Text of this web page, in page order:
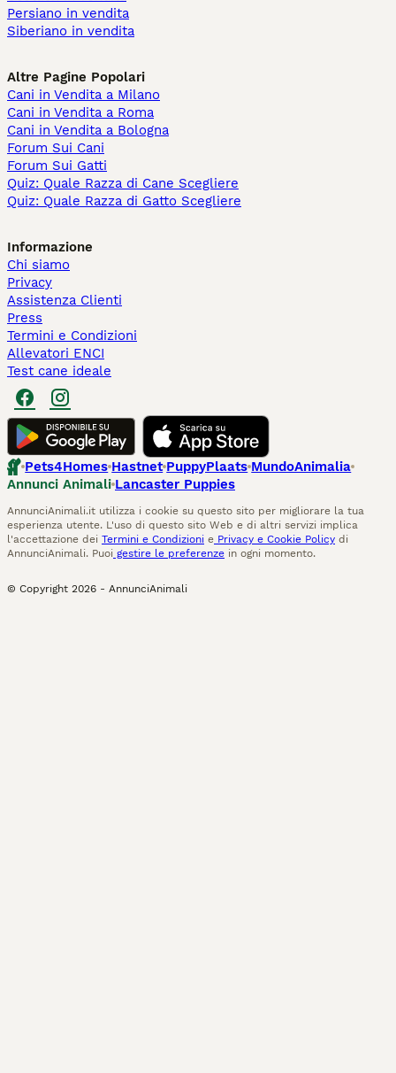
Persiano in vendita
Siberiano in vendita
Altre Pagine Popolari
Cani in Vendita a Milano
Cani in Vendita a Roma
Cani in Vendita a Bologna
Forum Sui Cani
Forum Sui Gatti
Quiz: Quale Razza di Cane Scegliere
Quiz: Quale Razza di Gatto Scegliere
Informazione
Chi siamo
Privacy
Assistenza Clienti
Press
Termini e Condizioni
Allevatori ENCI
Test cane ideale
Pets4Homes Hastnet PuppyPlaats MundoAnimalia
Annunci Animali Lancaster Puppies
AnnunciAnimali.it utilizza i cookie su questo sito per migliorare la tua
esperienza utente. L'uso di questo sito Web e di altri servizi implica
l'accettazione dei Termini e Condizioni e Privacy e Cookie Policy di
AnnunciAnimali. Puoi gestire le preferenze in ogni momento.
© Copyright 2026 - AnnunciAnimali